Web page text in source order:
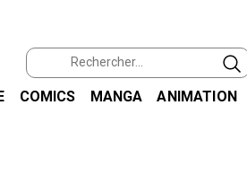
COMICS MANGA ANIMATION